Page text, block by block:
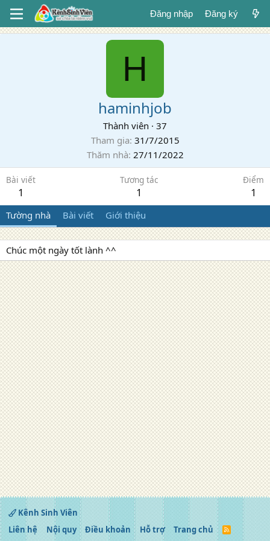
Đăng nhập Đăng ký
H
haminhjob
Thành viên · 37
Tham gia 31/7/2015
Thăm nhà 27/11/2022
Bài viết
1
Tương tác
1
Điểm
1
Tường nhà Bài viết Giới thiệu
Chúc một ngày tốt lành ^^
Kênh Sinh Viên
Liên hệ
Nội quy Điều khoản Hỗ trợ Trang chủ
R